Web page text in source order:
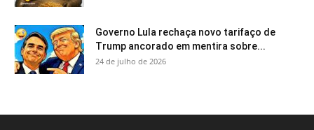
Governo Lula rechaça novo tarifaço de
Trump ancorado em mentira sobre...
24 de julho de 2026